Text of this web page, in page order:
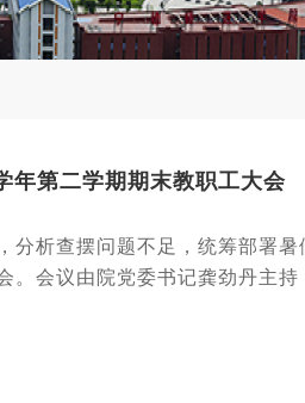
年第二学期期末教职工大会
分析查摆问题不足，统筹部署
。会议由院党委书记龚劲丹主